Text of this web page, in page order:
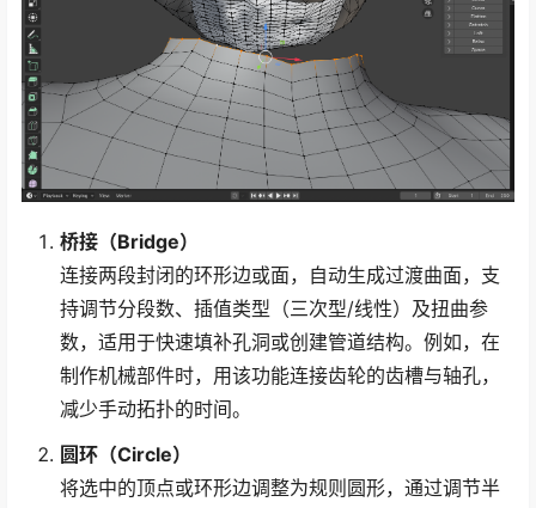
桥接（Bridge）
连接两段封闭的环形边或面，自动生成过渡曲面，支
持调节分段数、插值类型（三次型/线性）及扭曲参
数，适用于快速填补孔洞或创建管道结构。例如，在
制作机械部件时，用该功能连接齿轮的齿槽与轴孔，
减少手动拓扑的时间。
圆环（Circle）
将选中的顶点或环形边调整为规则圆形，通过调节半